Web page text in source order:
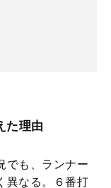
た理由
でも、ランナー
異なる。６番打